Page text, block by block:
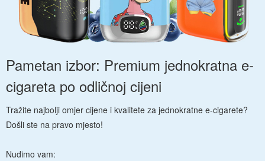
Pametan izbor: Premium jednokratna e-
cigareta po odličnoj cijeni
Tražite najbolji omjer cijene i kvalitete za jednokratne e-cigarete?
Došli ste na pravo mjesto!
Nudimo vam: